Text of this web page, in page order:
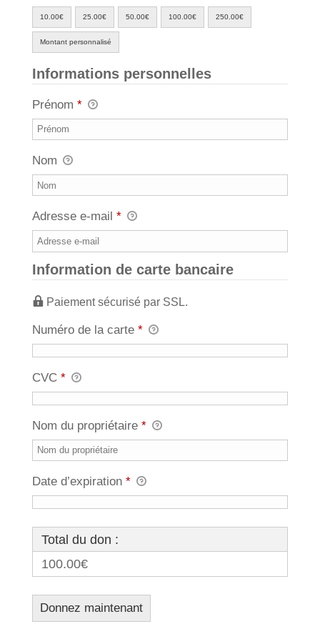
10.00€ 25.00€ 50.00€ 100.00€ 250.00€
Montant personnalisé
Informations personnelles
Prénom *
Nom
Adresse e-mail *
Information de carte bancaire
Paiement sécurisé par SSL.
Numéro de la carte *
CVC *
Nom du propriétaire *
Date d’expiration *
Total du don :
100.00€